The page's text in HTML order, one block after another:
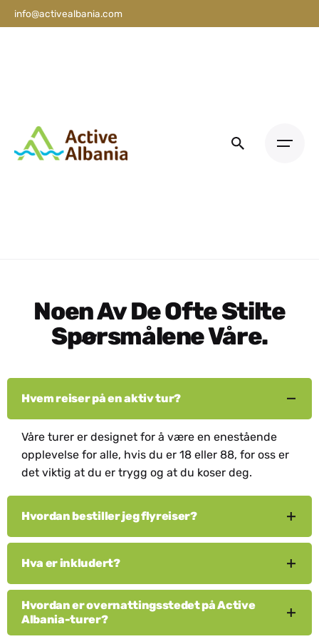
info@activealbania.com
Noen Av De Ofte Stilte
Spørsmålene Våre.
Hvem reiser på en aktiv tur?
Våre turer er designet for å være en enestående
opplevelse for alle, hvis du er 18 eller 88, for oss er
det viktig at du er trygg og at du koser deg.
Hvordan bestiller jeg flyreiser?
mange år med å hjelpe reisende å oppnå
drømmene sine, vet vi absolutt en god flyavtale når
vi ser en. Vær også oppmerksom på at
Hva er inkludert?
Våre turpriser inkluderer omtrent alt, spesielt:
Hvordan er overnattingsstedet på Active
Albania-turer?